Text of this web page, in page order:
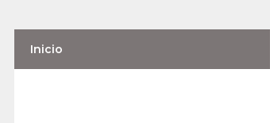
Inicio